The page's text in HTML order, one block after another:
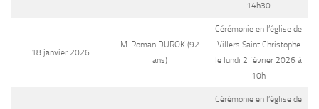
14h30
18 janvier 2026
M. Roman DUROK (92
ans)
Cérémonie en l’église de
Villers Saint Christophe
le lundi 2 février 2026 à
10h
Cérémonie en l’église de